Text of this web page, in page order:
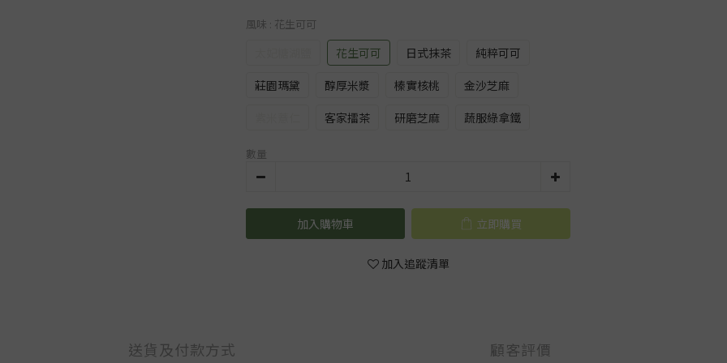
風味 : 花生可可
花生可可 日式抹茶
純粹可可
莊園瑪黛
醇厚米漿 榛實核桃
金沙芝麻
客家擂茶 研磨芝麻 蔬服綠拿鐵
數量
加入購物車 立即購買
加入追蹤清單
送貨及付款方式 顧客評價